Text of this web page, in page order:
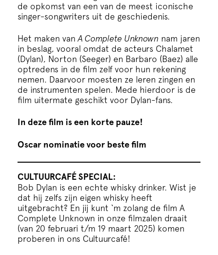
de opkomst van een van de meest iconische
singer-songwriters uit de geschiedenis.
Het maken vanA Complete Unknown nam jaren
in beslag, vooral omdat de acteurs Chalamet
(Dylan), Norton (Seeger) en Barbaro (Baez) alle
optredens in de film zelf voor hun rekening
nemen. Daarvoor moesten ze leren zingen en
de instrumenten spelen. Mede hierdoor is de
film uitermate geschikt voor Dylan-fans.
In deze film is een korte pauze!
Oscar nominatie voor beste film
CULTUURCAFÉ SPECIAL:
Bob Dylan is een echte whisky drinker. Wist je
dat hij zelfs zijn eigen whisky heeft
uitgebracht? En jij kunt ‘m zolang de film A
Complete Unknown in onze filmzalen draait
(van 20 februari t/m 19 maart 2025) komen
proberen in ons Cultuurcafé!